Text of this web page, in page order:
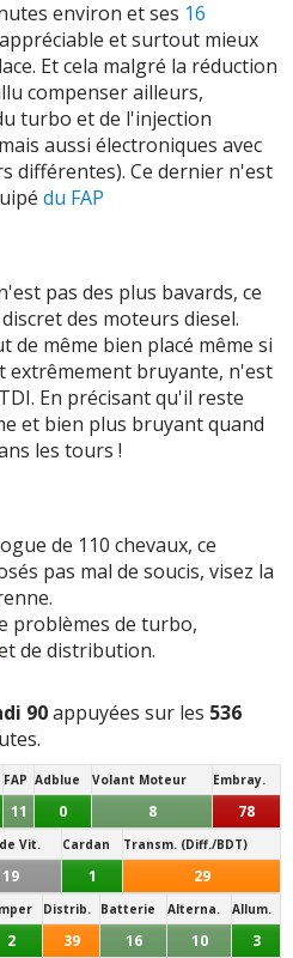
cyl. 1798cc / 300Nm
cyl. 1997cc /210Nm
cyl. 1997cc / 250Nm
cyl. 1997cc / 340 Nm
126 ch
cyl. 1997cc /340 Nm
cyl. 1997cc /340Nm
4 cyl. 1997cc /270 Nm
160 ch
cyl. 1997 cc /400Nm
cyl. 2179
cyl. 2178cc /315
cyl. 2179
4 cyl. 2179 cc /370Nm
4 cyl. 2179cc / 450Nm
200 ch
cyl. 2720cc /440Nm
environ et ses 16
et surtout mieux
Et cela malgré la réduction
compenser ailleurs,
turbo et de l'injection
aussi électroniques avec
différentes). Ce dernier n'est
du FAP
pas des plus bavards, ce
des moteurs diesel.
de même bien placé même si
extrêmement bruyante, n'est
En précisant qu'il reste
et bien plus bruyant quand
les tours !
de 110 chevaux, ce
pas mal de soucis, visez la
problèmes de turbo,
de distribution.
90appuyées sur les 536
FAP Adblue Volant Moteur Embray.
11 0 8 78
Vit. Cardan Transm. (Diff./BDT)
19 1 29
Distrib. Batterie Alterna. Allum.
2 39 16 10 3